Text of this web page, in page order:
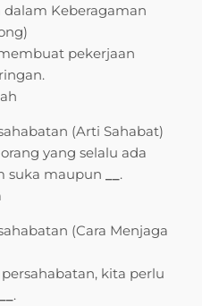
dalam Keberagaman
pekerjaan
(Arti Sahabat)
yang selalu ada
suka maupun
.
(Cara Menjaga
kita perlu
.